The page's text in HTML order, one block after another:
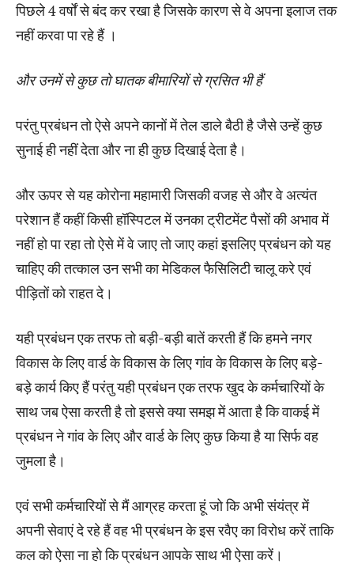
पिछले 4 वर्षों से बंद कर रखा है जिसके कारण से वे अपना इलाज तक
नहीं करवा पा रहे हैं ।
और उनमें से कुछ तो घातक बीमारियों से ग्रसित भी हैं
परंतु प्रबंधन तो ऐसे अपने कानों में तेल डाले बैठी है जैसे उन्हें कुछ
सुनाई ही नहीं देता और ना ही कुछ दिखाई देता है।
और ऊपर से यह कोरोना महामारी जिसकी वजह से और वे अत्यंत
परेशान हैं कहीं किसी हॉस्पिटल में उनका ट्रीटमेंट पैसों की अभाव में
नहीं हो पा रहा तो ऐसे में वे जाए तो जाए कहां इसलिए प्रबंधन को यह
चाहिए की तत्काल उन सभी का मेडिकल फैसिलिटी चालू करे एवं
पीड़ितों को राहत दे।
यही प्रबंधन एक तरफ तो बड़ी-बड़ी बातें करती हैं कि हमने नगर
विकास के लिए वार्ड के विकास के लिए गांव के विकास के लिए बड़े-
बड़े कार्य किए हैं परंतु यही प्रबंधन एक तरफ खुद के कर्मचारियों के
साथ जब ऐसा करती है तो इससे क्या समझ में आता है कि वाकई में
प्रबंधन ने गांव के लिए और वार्ड के लिए कुछ किया है या सिर्फ वह
जुमला है।
एवं सभी कर्मचारियों से मैं आग्रह करता हूं जो कि अभी संयंत्र में
अपनी सेवाएं दे रहे हैं वह भी प्रबंधन के इस रवैए का विरोध करें ताकि
कल को ऐसा ना हो कि प्रबंधन आपके साथ भी ऐसा करें।